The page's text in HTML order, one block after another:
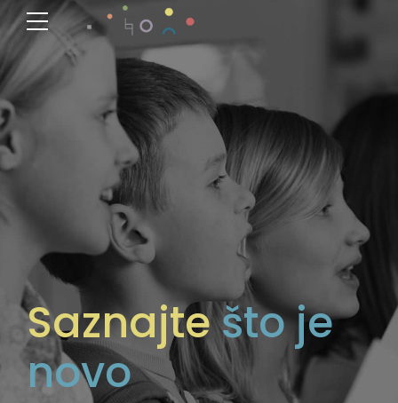
Saznajtešto je
novo